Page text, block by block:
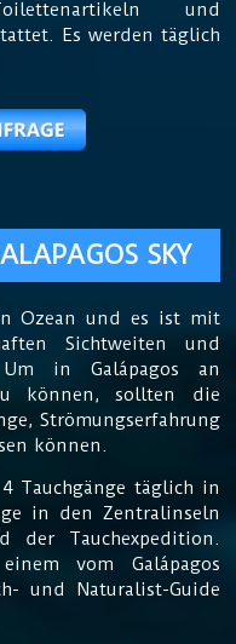
und
Es werden täglich
SKY
Ozean und es ist mit
Sichtweiten und
in Galápagos an
können, sollten die
Strömungserfahrung
können.
Tauchgänge täglich in
in den Zentralinseln
der Tauchexpedition.
vom Galápagos
und Naturalist-Guide